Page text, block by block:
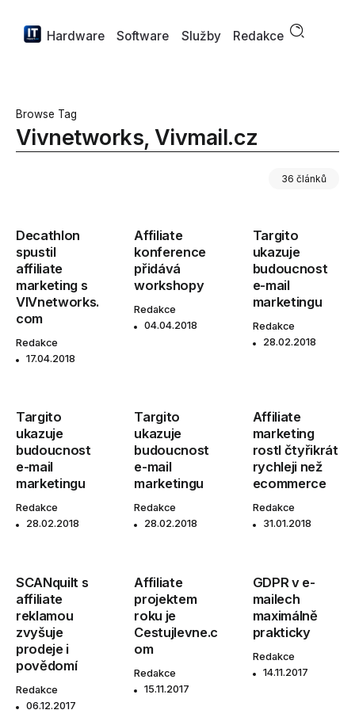
Hardware Software Služby Redakce
Browse Tag
Vivnetworks, Vivmail.cz
36 článků
Decathlon
spustil
affiliate
marketing s
VIVnetworks.
com
Redakce
17.04.2018
Affiliate
konference
přidává
workshopy
Redakce
04.04.2018
Targito
ukazuje
budoucnost
e-mail
marketingu
Redakce
28.02.2018
Targito
ukazuje
budoucnost
e-mail
marketingu
Redakce
28.02.2018
Targito
ukazuje
budoucnost
e-mail
marketingu
Redakce
28.02.2018
Affiliate
marketing
rostl čtyřikrát
rychleji než
ecommerce
Redakce
31.01.2018
SCANquilt s
affiliate
reklamou
zvyšuje
prodeje i
povědomí
Redakce
06.12.2017
Affiliate
projektem
roku je
Cestujlevne.c
om
Redakce
15.11.2017
GDPR v e-
mailech
maximálně
prakticky
Redakce
14.11.2017